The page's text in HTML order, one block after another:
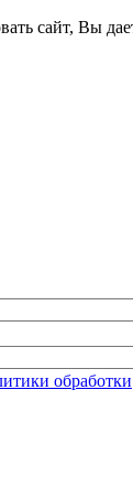
сайт, Вы
обработки